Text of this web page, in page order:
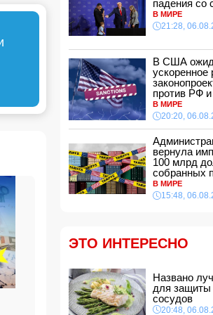
21:16, 06.08.2026
Такер Карлсон обвинил
21:00, 06.08.2026
Названо лучшее сочетание
сердца и сосудов
20:48, 06.08.2026
Салах официально стал
"Трабзонспора": раскрыты
В США ожидается
законопроекта о санкциях
20:20, 06.08.2026
18:48, 06.08.2026
Чолпон-Атинская декларация
институциональные основы
падения со
В МИРЕ
21:28,
В США
ускоренное
против РФ
В МИРЕ
20:20,
вернула
100 млрд
собранных
В МИРЕ
15:48,
ЭТО ИНТЕРЕСНО
Названо
для защиты
сосудов
20:48,